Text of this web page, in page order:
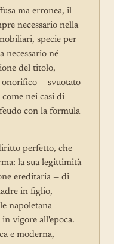
ma erronea, il
necessario nella
specie per
necessario né
del titolo,
onorifico — svuotato
nei casi di
con la formula
perfetto, che
la sua legittimità
ereditaria — di
in figlio,
napoletana —
in vigore all'epoca.
e moderna,